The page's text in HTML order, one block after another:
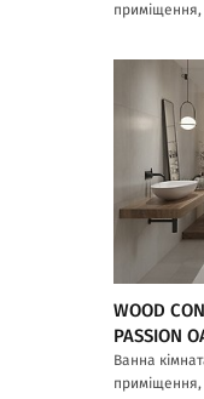
WOOD
PASSION
Ванна